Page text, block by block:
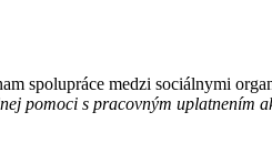
spolupráce medzi sociálnymi
pomoci s pracovným uplatnením